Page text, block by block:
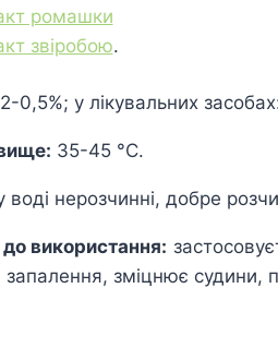
ромашки
звіробою.
0,5%; у лікувальних
35-45 °С.
воді нерозчинні, добре
використання:
запалення, зміцнює судини,